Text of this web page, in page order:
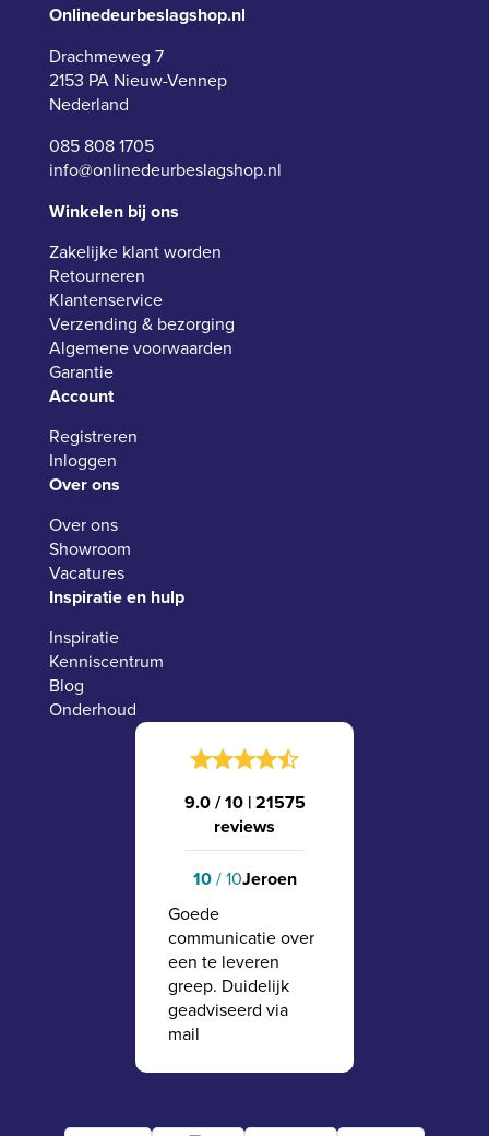
Onlinedeurbeslagshop.nl
Drachmeweg 7
2153 PA Nieuw-Vennep
Nederland
085 808 1705
info@onlinedeurbeslagshop.nl
Winkelen bij ons
Zakelijke klant worden
Retourneren
Klantenservice
Verzending & bezorging
Algemene voorwaarden
Garantie
Account
Registreren
Inloggen
Over ons
Over ons
Showroom
Vacatures
Inspiratie en hulp
Inspiratie
Kenniscentrum
Blog
Onderhoud
9.0 / 10 |21575
reviews
10/ 10Jeroen
Goede
communicatie over
een te leveren
greep. Duidelijk
geadviseerd via
mail